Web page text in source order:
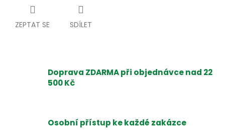
ZEPTAT SE SDÍLET
Doprava ZDARMA při objednávce nad 22
500 Kč
Osobní přístup ke každé zakázce